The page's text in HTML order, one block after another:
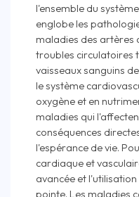
l'ensemble du
englobe les
maladies des artères
troubles circulatoires
vaisseaux sanguins
le système
oxygène et en
maladies qui
conséquences
l'espérance de vie.
cardiaque et
avancée et
pointe. Les maladies